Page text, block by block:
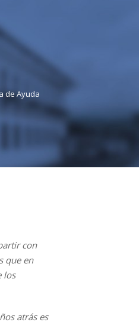
de Ayuda
con
que en
los
atrás es